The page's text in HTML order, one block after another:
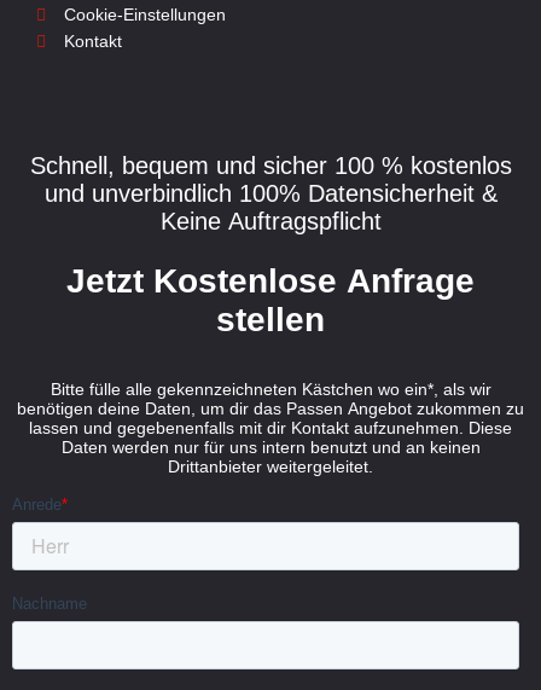
Cookie-Einstellungen
Kontakt